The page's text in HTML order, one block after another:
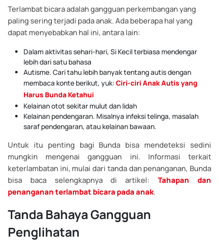
Terlambat bicara adalah gangguan perkembangan yang
paling sering terjadi pada anak. Ada beberapa hal yang
dapat menyebabkan hal ini, antara lain:
Dalam aktivitas sehari-hari, Si Kecil terbiasa mendengar
lebih dari satu bahasa
Autisme. Cari tahu lebih banyak tentang autis dengan
membaca konte berikut, yuk: Ciri-ciri Anak Autis yang
Harus Bunda Ketahui
Kelainan otot sekitar mulut dan lidah
Kelainan pendengaran. Misalnya infeksi telinga, masalah
saraf pendengaran, atau kelainan bawaan.
Untuk itu penting bagi Bunda bisa mendeteksi sedini
mungkin mengenai gangguan ini. Informasi terkait
keterlambatan ini, mulai dari tanda dan penanganan, Bunda
bisa baca selengkapnya di artikel:Tahapan dan
penanganan terlambat bicara pada anak.
Tanda Bahaya Gangguan
Penglihatan